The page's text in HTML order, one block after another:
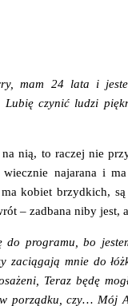
mam 24 lata i
Lubię czy­nić ludzi
nią, to raczej nie
naja­ra­na i
kobiet brzyd­kich,
– zadba­na niby jest,
do pro­gra­mu, bo
zacią­ga­ją mnie do
Teraz będę
porząd­ku, czy… Mój